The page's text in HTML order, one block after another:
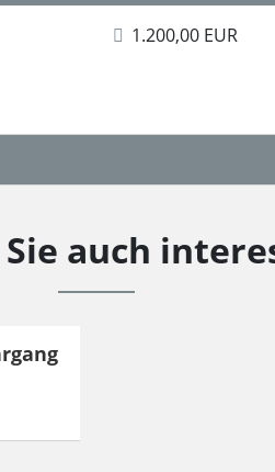
1.200,00 EUR
auch